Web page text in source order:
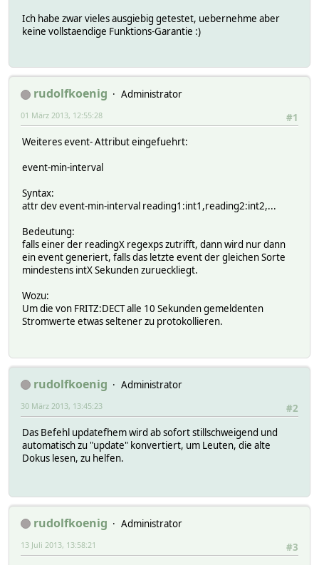
Ich habe zwar vieles ausgiebig getestet, uebernehme aber
keine vollstaendige Funktions-Garantie :)
rudolfkoenig
Administrator
#1
01 März 2013, 12:55:28
Weiteres event- Attribut eingefuehrt:
event-min-interval
Syntax:
attr dev event-min-interval reading1:int1,reading2:int2,...
Bedeutung:
falls einer der readingX regexps zutrifft, dann wird nur dann
ein event generiert, falls das letzte event der gleichen Sorte
mindestens intX Sekunden zurueckliegt.
Wozu:
Um die von FRITZ:DECT alle 10 Sekunden gemeldenten
Stromwerte etwas seltener zu protokollieren.
rudolfkoenig
Administrator
#2
30 März 2013, 13:45:23
Das Befehl updatefhem wird ab sofort stillschweigend und
automatisch zu "update" konvertiert, um Leuten, die alte
Dokus lesen, zu helfen.
rudolfkoenig
Administrator
#3
13 Juli 2013, 13:58:21